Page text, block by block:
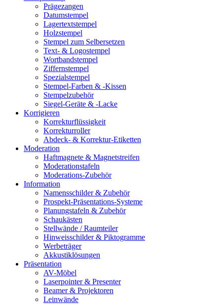
Prägezangen
Datumstempel
Lagertextstempel
Holzstempel
Stempel zum Selbersetzen
Text- & Logostempel
Wortbandstempel
Ziffernstempel
Spezialstempel
Stempel-Farben & -Kissen
Stempelzubehör
Siegel-Geräte & -Lacke
Korrigieren
Korrekturflüssigkeit
Korrekturroller
Abdeck- & Korrektur-Etiketten
Moderation
Haftmagnete & Magnetstreifen
Moderationstafeln
Moderations-Zubehör
Information
Namensschilder & Zubehör
Prospekt-Präsentations-Systeme
Planungstafeln & Zubehör
Schaukästen
Stellwände / Raumteiler
Hinweisschilder & Piktogramme
Werbeträger
Akkustiklösungen
Präsentation
AV-Möbel
Laserpointer & Presenter
Beamer & Projektoren
Leinwände